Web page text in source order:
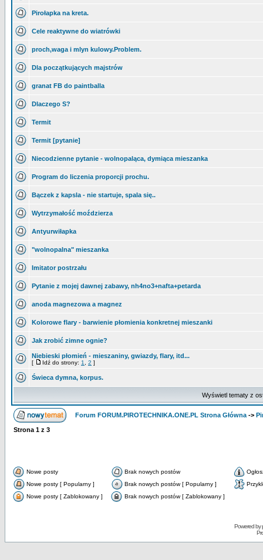
Pirołapka na kreta.
Cele reaktywne do wiatrówki
proch,waga i mlyn kulowy.Problem.
Dla początkujących majstrów
granat FB do paintballa
Dlaczego S?
Termit
Termit [pytanie]
Niecodzienne pytanie - wolnopaląca, dymiąca mieszanka
Program do liczenia proporcji prochu.
Bączek z kapsla - nie startuje, spala się..
Wytrzymałość moździerza
Antyurwiłapka
"wolnopalna" mieszanka
Imitator postrzału
Pytanie z mojej dawnej zabawy, nh4no3+nafta+petarda
anoda magnezowa a magnez
Kolorowe flary - barwienie płomienia konkretnej mieszanki
Jak zrobić zimne ognie?
Niebieski płomień - mieszaniny, gwiazdy, flary, itd...
[ Idź do strony: 1 2 ]
Świeca dymna, korpus.
Wyświetl tematy z
Forum FORUM.PIROTECHNIKA.ONE.PL Strona Główna ->
Strona 1 z 3
Nowe posty Brak nowych postów
Nowe posty [ Popularny ]
Brak nowych postów [ Popularny ]
Nowe posty [ Zablokowany ]
Brak nowych postów [ Zablokowany ]
Powered by